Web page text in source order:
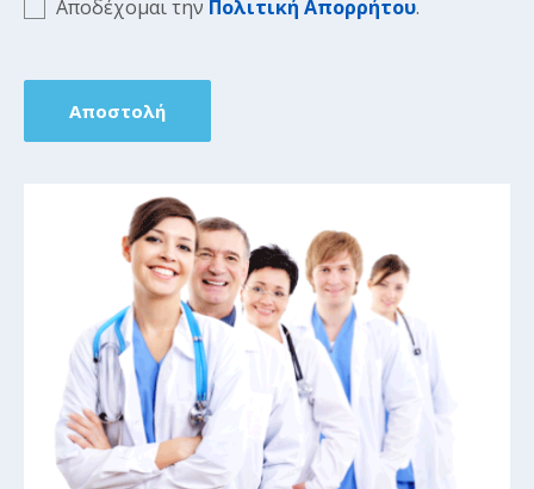
Αποδέχομαι την Πολιτική Απορρήτου.